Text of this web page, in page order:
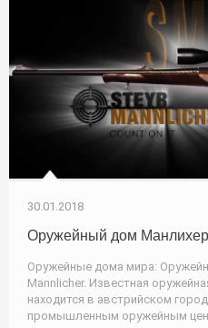
30.01.2018
Оружейный дом
Оружейные дома мира:
Mannlicher. Известная
находится в австрийском
промышленным оружейным